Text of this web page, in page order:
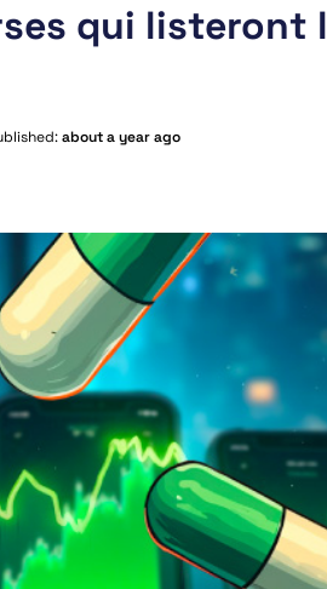
qui listeront
about a year ago